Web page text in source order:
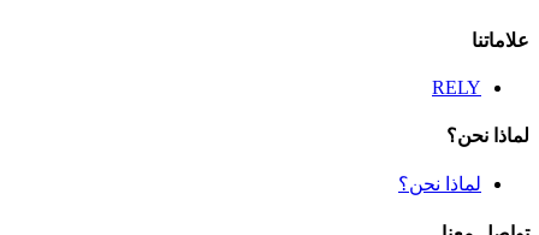
علاماتنا
RELY
لماذا نحن؟
لماذا نحن؟